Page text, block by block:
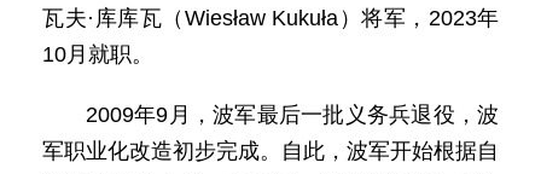
瓦夫·库库瓦（Wiesław Kukuła）将军，2023年
10月就职。
2009年9月，波军最后一批义务兵退役，波
军职业化改造初步完成。自此，波军开始根据自